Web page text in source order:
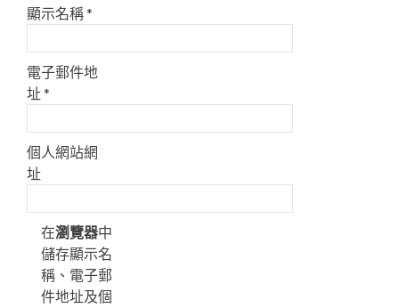
顯示名稱*
電子郵件地
址*
個人網站網
址
在瀏覽器中
儲存顯示名
稱、電子郵
件地址及個